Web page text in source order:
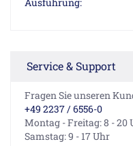
Service & Support
Fragen Sie unseren
+49 2237 / 6556-0
Montag - Freitag: 8 - 20
Samstag: 9 - 17 Uhr